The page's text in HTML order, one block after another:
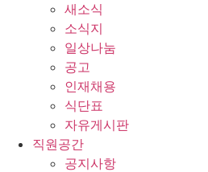
새소식
소식지
일상나눔
공고
인재채용
식단표
자유게시판
직원공간
공지사항